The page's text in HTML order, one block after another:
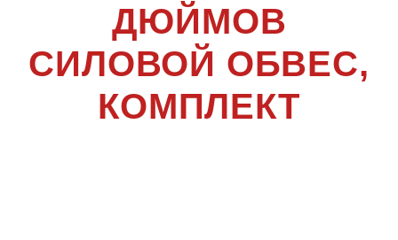
ДЮЙМОВ
СИЛОВОЙ ОБВЕС,
КОМПЛЕКТ